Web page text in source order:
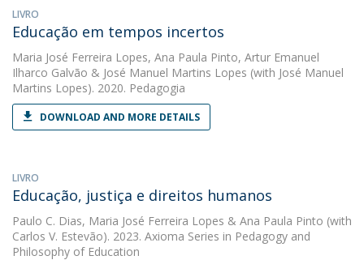
LIVRO
Educação em tempos incertos
Maria José Ferreira Lopes, Ana Paula Pinto, Artur Emanuel
Ilharco Galvão & José Manuel Martins Lopes (with José Manuel
Martins Lopes). 2020. Pedagogia
DOWNLOAD AND MORE DETAILS
LIVRO
Educação, justiça e direitos humanos
Paulo C. Dias, Maria José Ferreira Lopes & Ana Paula Pinto (with
Carlos V. Estevão). 2023. Axioma Series in Pedagogy and
Philosophy of Education